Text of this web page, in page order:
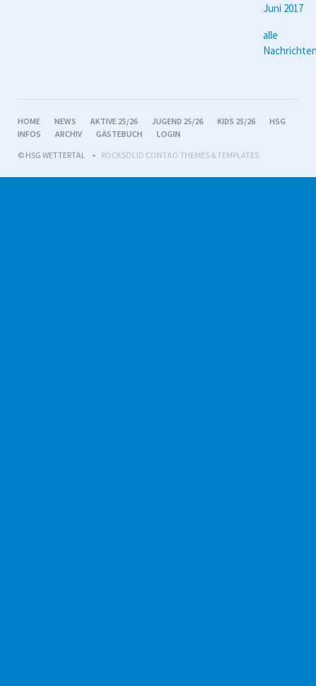
Juni 2017
alle
NAVIGATION
ÜBERSPRINGEN
HOME NEWS AKTIVE 25/26 JUGEND 25/26 KIDS 25/26
HSG
INFOS
ARCHIV GÄSTEBUCH
LOGIN
© HSG WETTERTAL
ROCKSOLID CONTAO THEMES & TEMPLATES